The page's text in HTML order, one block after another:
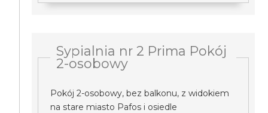
Sypialnia nr 2 Prima Pokój
2-osobowy
Pokój 2-osobowy, bez balkonu, z widokiem
na stare miasto Pafos i osiedle